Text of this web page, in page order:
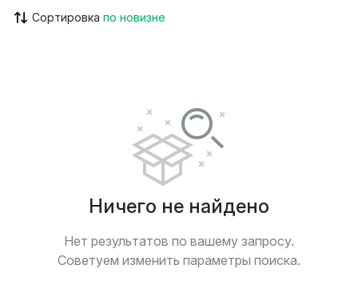
Сортировка
Ничего не найдено
Нет результатов по вашему запросу.
Советуем изменить параметры поиска.